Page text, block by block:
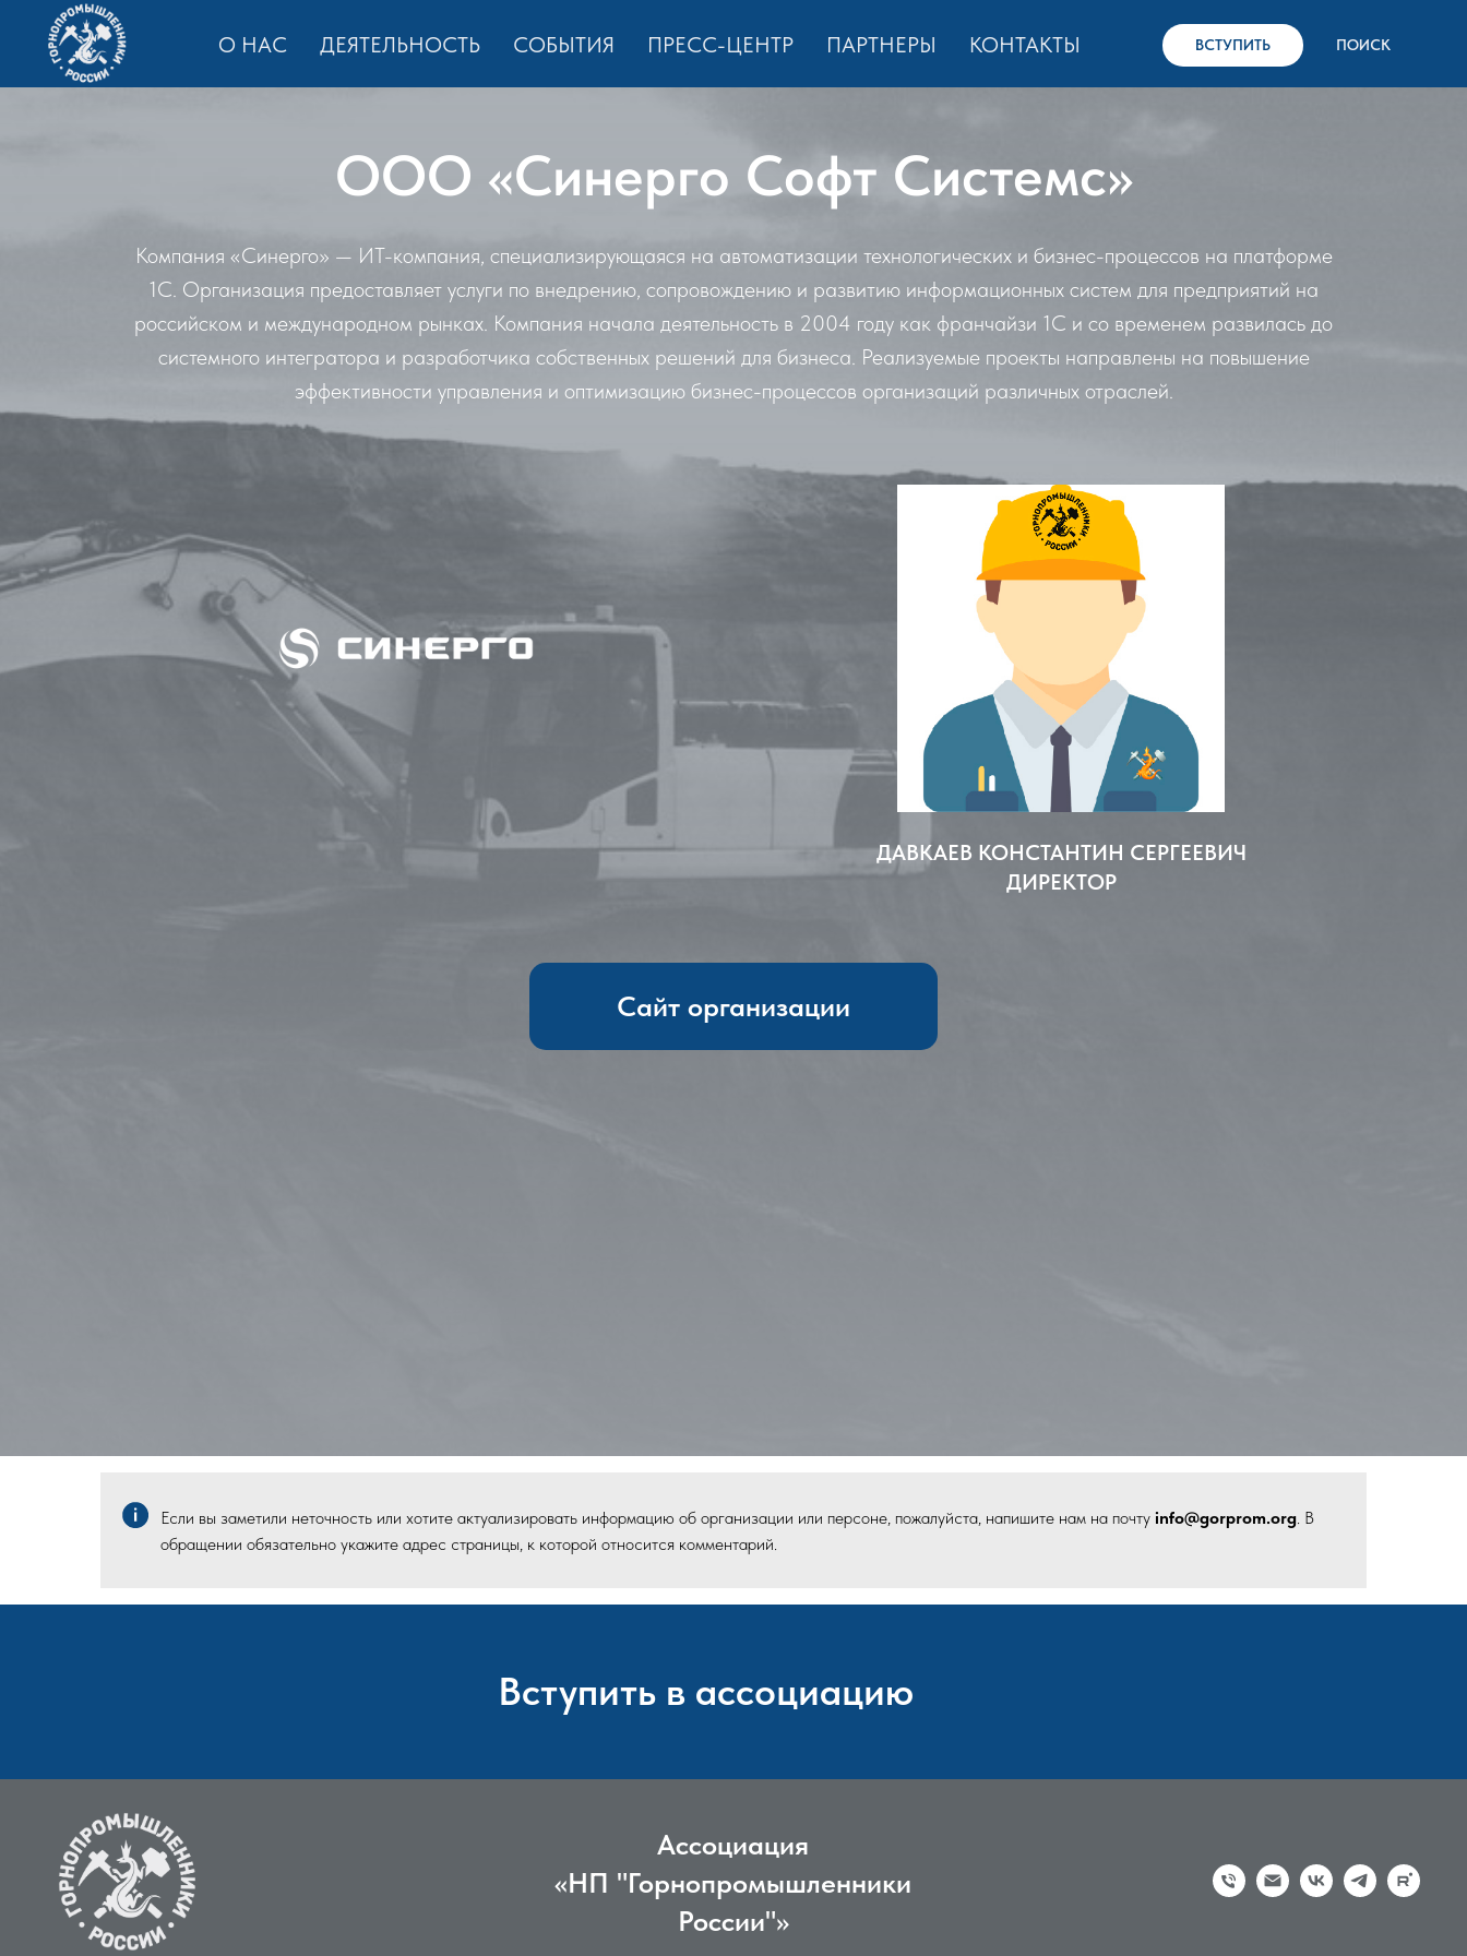
О НАС ДЕЯТЕЛЬНОСТЬ СОБЫТИЯ ПРЕСС-ЦЕНТР ПАРТНЕРЫ КОНТАКТЫ ВСТУПИТЬ ПОИСК
ООО «Синерго Софт Системс»
Компания «Синерго» — ИТ-компания, специализирующаяся на автоматизации технологических и бизнес-процессов на платформе
1С. Организация предоставляет услуги по внедрению, сопровождению и развитию информационных систем для предприятий на
российском и международном рынках. Компания начала деятельность в 2004 году как франчайзи 1С и со временем развилась до
системного интегратора и разработчика собственных решений для бизнеса. Реализуемые проекты направлены на повышение
эффективности управления и оптимизацию бизнес-процессов организаций различных отраслей.
ДАВКАЕВ КОНСТАНТИН СЕРГЕЕВИЧ
ДИРЕКТОР
Сайт организации
Если вы заметили неточность или хотите актуализировать информацию об организации или персоне, пожалуйста, напишите нам на почту info@gorprom.org. В
обращении обязательно укажите адрес страницы, к которой относится комментарий.
Вступить в ассоциацию
Ассоциация
«НП "Горнопромышленники
России"»